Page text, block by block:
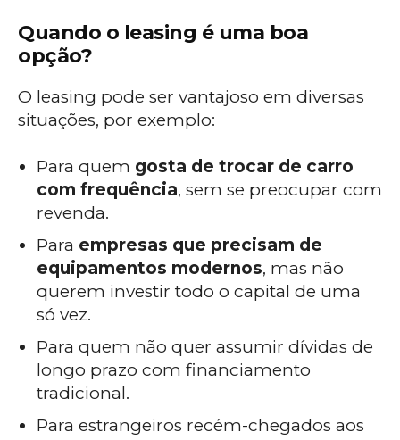
Quando o leasing é uma boa
opção?
O leasing pode ser vantajoso em diversas
situações, por exemplo:
Para quem gosta de trocar de carro
com frequência, sem se preocupar com
revenda.
Para empresas que precisam de
equipamentos modernos, mas não
querem investir todo o capital de uma
só vez.
Para quem não quer assumir dívidas de
longo prazo com financiamento
tradicional.
Para estrangeiros recém-chegados aos